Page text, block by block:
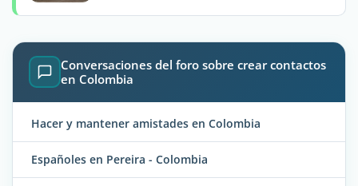
Conversaciones del foro sobre crear contactos
en Colombia
Hacer y mantener amistades en Colombia
Españoles en Pereira - Colombia